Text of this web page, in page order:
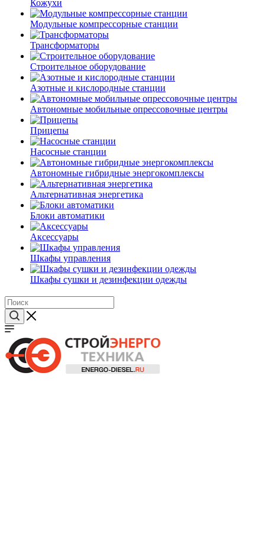
Кожухи
Модульные компрессорные станции
Трансформаторы
Строительное оборудование
Азотные и кислородные станции
Автономные мобильные опрессовочные центры
Прицепы
Насосные станции
Автономные гибридные энергокомплексы
Альтернативная энергетика
Блоки автоматики
Аксессуары
Шкафы управления
Шкафы сушки и дезинфекции одежды